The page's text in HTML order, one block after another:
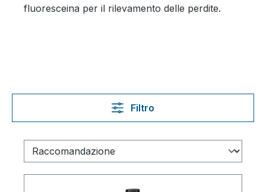
fluoresceina per il rilevamento delle perdite.
Filtro